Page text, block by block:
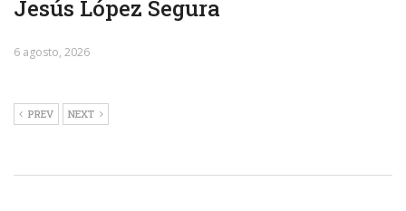
Jesús López Segura
6 agosto, 2026
PREV NEXT